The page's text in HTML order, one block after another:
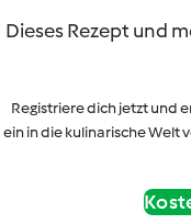
Dieses Rezept und
Registriere dich jetzt und
ein in die kulinarische Welt